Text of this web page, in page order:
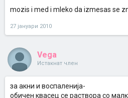
mozis i med i mleko da izmesas se
27 јануари 2010
Vega
Истакнат член
за акни и воспаленија-
обичен квасец се раствора со